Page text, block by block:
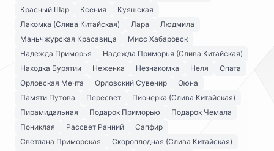
Красный Шар
Ксения
Куяшская
Лакомка (Слива Китайская)
Лара
Людмила
Маньчжурская Красавица
Мисс Хабаровск
Надежда Приморья
Надежда Приморья (Слива Китайская)
Находка Бурятии
Неженка Незнакомка Неля
Опата
Орловская Мечта
Орловский Сувенир
Оюна
Памяти Путова
Пересвет
Пионерка (Слива Китайская)
Пирамидальная
Подарок Приморью
Подарок Чемала
Пониклая
Рассвет Ранний
Сапфир
Светлана Приморская
Скороплодная (Слива Китайская)